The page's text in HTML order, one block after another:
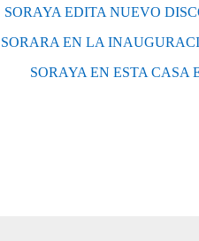
SORAYA EDITA NUEVO
SORARA EN LA
SORAYA EN ESTA CASA